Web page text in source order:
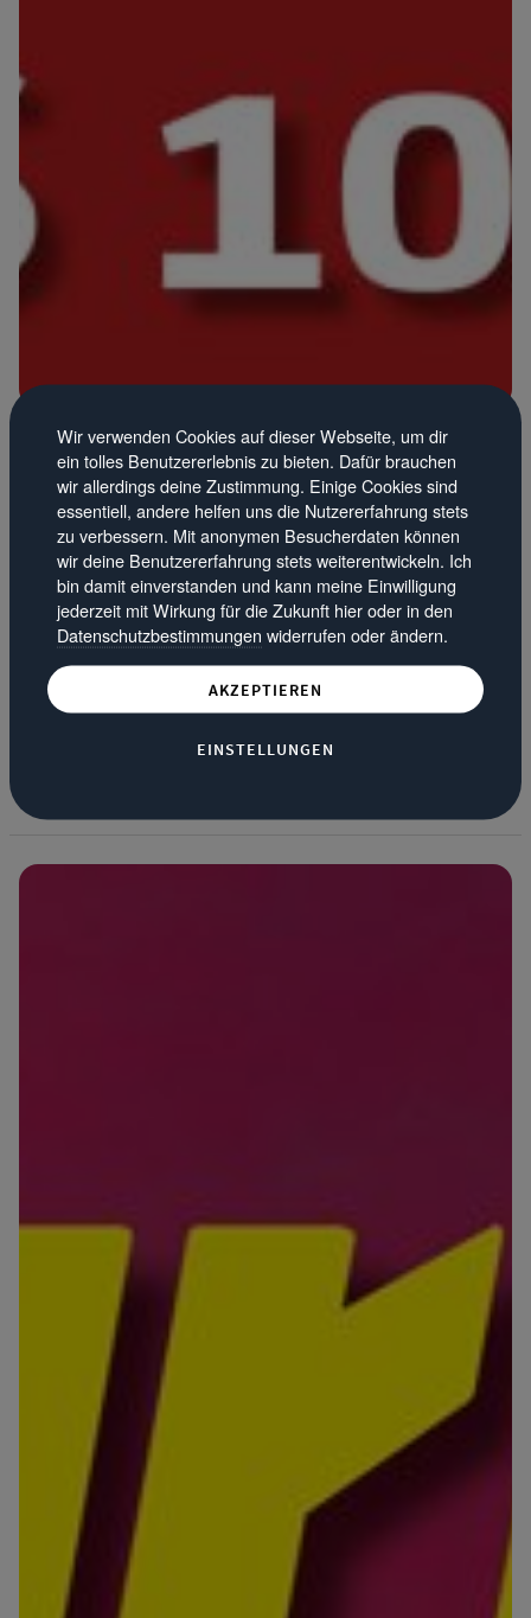
Events ·16.05.19
Bald ist wieder so weit: KulturPur 2019
Bald, um und an Pfingsten, ist es wieder so weit: Die Zelte
werden aufgebaut, Stühle platziert und gespannt auf
großartige Acts gewartet – KulturPur 2019! Vom 06.-10. Juni
findet das alljährliche internationale Musik- und
Theaterfestival statt, wie gewohnt romantisch gelegen im
südwestfälischen Rothaargebirge bei Hilchenbach in der Nähe
von Siegen.
Wir verwenden Cookies auf dieser Webseite, um dir
ein tolles Benutzererlebnis zu bieten. Dafür brauchen
wir allerdings deine Zustimmung. Einige Cookies sind
essentiell, andere helfen uns die Nutzererfahrung stets
zu verbessern. Mit anonymen Besucherdaten können
wir deine Benutzererfahrung stets weiterentwickeln. Ich
bin damit einverstanden und kann meine Einwilligung
jederzeit mit Wirkung für die Zukunft hier oder in den
Datenschutzbestimmungen widerrufen oder ändern.
AKZEPTIEREN
EINSTELLUNGEN